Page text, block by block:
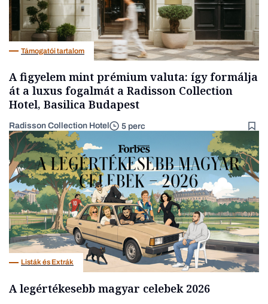
Támogatói tartalom
A figyelem mint prémium valuta: így formálja
át a luxus fogalmát a Radisson Collection
Hotel, Basilica Budapest
Radisson Collection Hotel 5 perc
Listák és Extrák
A legértékesebb magyar celebek 2026